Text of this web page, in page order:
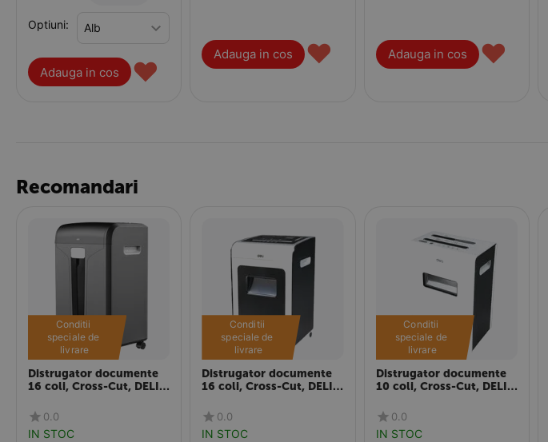
Optiuni:
Adauga in cos ♥
Adauga in cos ♥ Adauga in cos ♥
Recomandari
Conditii
speciale de
livrare
Distrugator documente
16 coli, Cross-Cut, DELI
0.0
IN STOC
Conditii
speciale de
livrare
Distrugator documente
16 coli, Cross-Cut, DELI
0.0
IN STOC
Conditii
speciale de
livrare
Distrugator documente
10 coli, Cross-Cut, DELI
0.0
IN STOC